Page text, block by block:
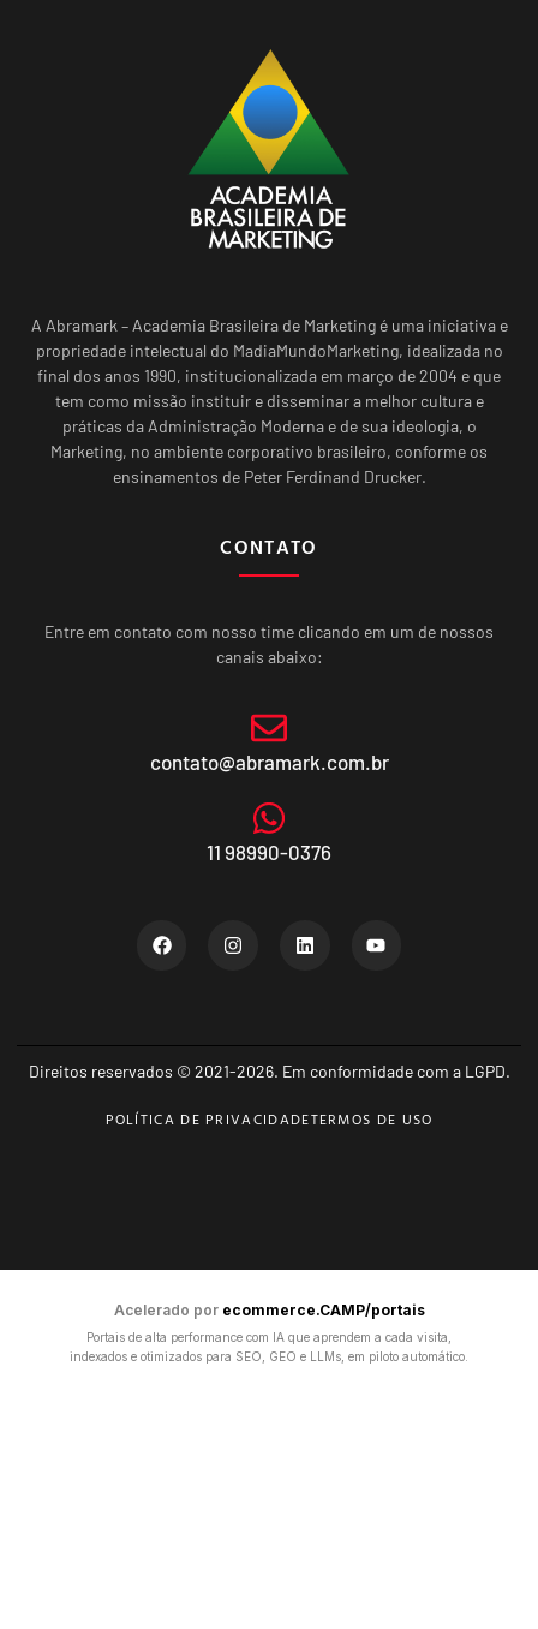
A Abramark – Academia Brasileira de Marketing é uma iniciativa e
propriedade intelectual do MadiaMundoMarketing, idealizada no
final dos anos 1990, institucionalizada em março de 2004 e que
tem como missão instituir e disseminar a melhor cultura e
práticas da Administração Moderna e de sua ideologia, o
Marketing, no ambiente corporativo brasileiro, conforme os
ensinamentos de Peter Ferdinand Drucker.
CONTATO
Entre em contato com nosso time clicando em um de nossos
canais abaixo:
contato@abramark.com.br
11 98990-0376
Direitos reservados © 2021-2026. Em conformidade com a LGPD.
POLÍTICA DE PRIVACIDADETERMOS DE USO
Acelerado por ecommerce.CAMP/portais
Portais de alta performance com IA que aprendem a cada visita,
indexados e otimizados para SEO, GEO e LLMs, em piloto automático.